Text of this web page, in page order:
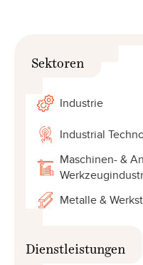
Sektoren
Industrie
Industrial
Maschinen- &
Metalle &
Dienstleistungen